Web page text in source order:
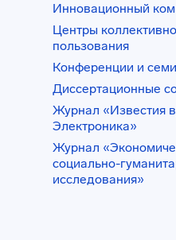
Инновационный
Центры
пользования
Конференции и
Диссертационные
Журнал «Известия
Электроника»
Журнал
социально-
исследования»